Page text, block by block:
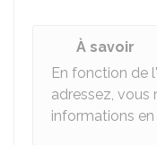
À savoir
En fonction de
adressez, vous
informations en